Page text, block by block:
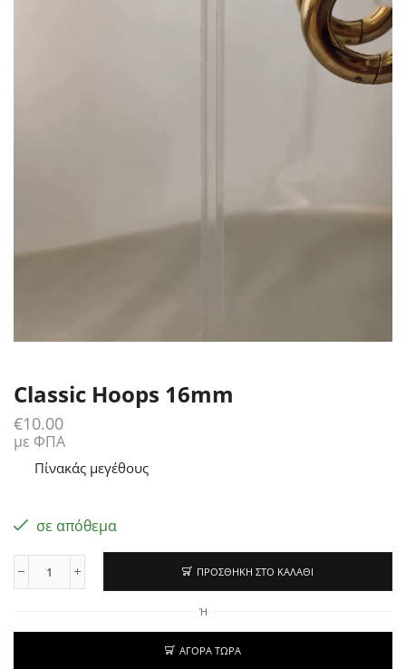
Classic Hoops 16mm
€10.00
με ΦΠΑ
Πίνακάς μεγέθους
σε απόθεμα
ΠΡΟΣΘΉΚΗ ΣΤΟ ΚΑΛΆΘΙ
Ή
ΑΓΟΡΆ ΤΏΡΑ